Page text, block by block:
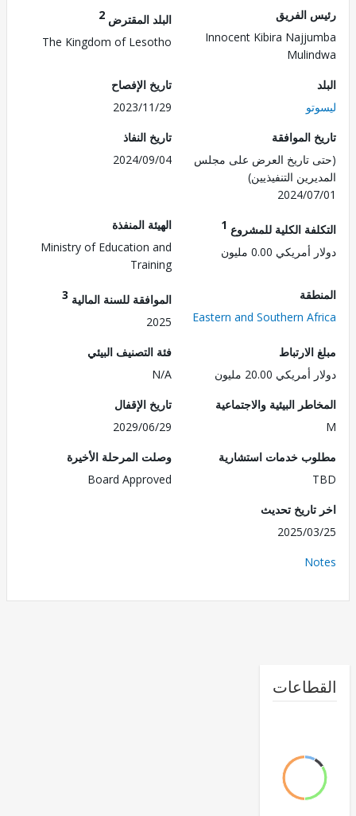
الفريق
Innocent Kibira
البلد المقترض
The Kingdom of Lesotho
تاريخ الإفصاح
2023/11/29
الموافقة
تاريخ العرض على مجلس
التنفيذيين)
2024/
تاريخ النفاذ
2024/09/04
الكلية للمشروع1
0.00 مليون
الهيئة المنفذة
Ministry of Education and
Training
Eastern and Southern
الموافقة للسنة المالية3
2025
20.00 مليون
فئة التصنيف البيئي
البيئية والاجتماعية
تاريخ الإقفال
2029/06/29
خدمات استشارية
وصلت المرحلة الأخيرة
Board Approved
تحديث
2025/